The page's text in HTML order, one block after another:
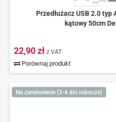
Przedłużacz USB 2.0 typ
kątowy 50cm
22,90 zł z VAT
Porównaj produkt
Na zamówienie (3-4 dni robocze)